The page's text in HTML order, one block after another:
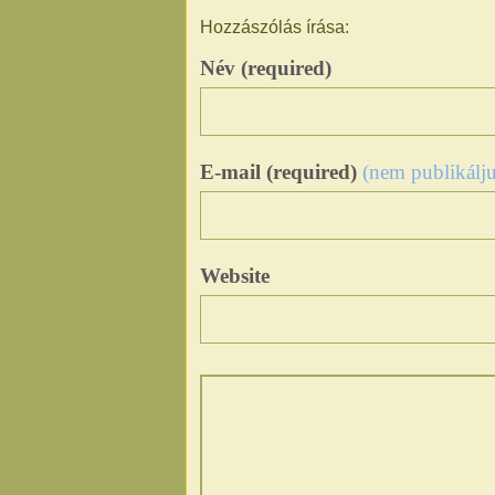
Hozzászólás írása:
Név (required)
E-mail (required) (nem
Website